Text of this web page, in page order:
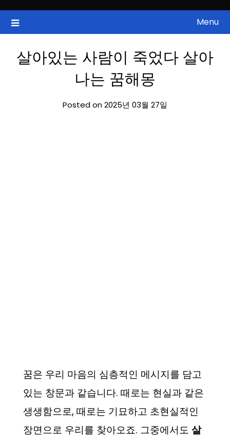
content
ZAN 주식정보
국내증시, 해외증시, 급등주, 낙폭과대, 골든크로스, 상한가, 하한가 등
의 주식 정보.
Menu
살아있는 사람이 죽었다 살아
나는 꿈해몽
Posted on 2025년 03월 27일
꿈은 우리 마음의 심층적인 메시지를 담고
있는 창문과 같습니다. 때로는 현실과 같은
생생함으로, 때로는 기묘하고 초현실적인
장면으로 우리를 찾아오죠. 그중에서도 살